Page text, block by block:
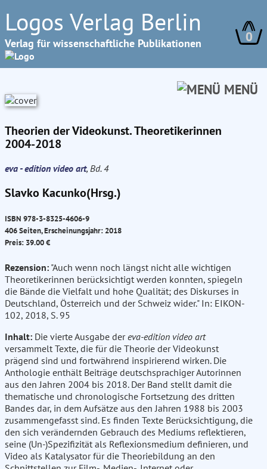
Logos Verlag Berlin
Verlag für wissenschaftliche Publikationen 0
MENÜ
Theorien der Videokunst. Theoretikerinnen
2004-2018
eva - edition video art, Bd. 4
Slavko Kacunko(Hrsg.)
ISBN 978-3-8325-4606-9
406 Seiten, Erscheinungsjahr: 2018
Preis: 39.00 €
Rezension: "Auch wenn noch längst nicht alle wichtigen
Theoretikerinnen berücksichtigt werden konnten, spiegeln
die Bände die Vielfalt und hohe Qualität; des Diskurses in
Deutschland, Österreich und der Schweiz wider." In: EIKON-
102, 2018, S. 95
Inhalt: Die vierte Ausgabe dereva-edition video art
versammelt Texte, die für die Theorie der Videokunst
prägend sind und fortwährend inspirierend wirken. Die
Anthologie enthält Beiträge deutschsprachiger Autorinnen
aus den Jahren 2004 bis 2018. Der Band stellt damit die
thematische und chronologische Fortsetzung des dritten
Bandes dar, in dem Aufsätze aus den Jahren 1988 bis 2003
zusammengefasst sind. Es finden Texte Berücksichtigung, die
den sich verändernden Gebrauch des Mediums reflektieren,
seine (Un-)Spezifizität als Reflexionsmedium definieren, und
Video als Katalysator für die Theoriebildung an den